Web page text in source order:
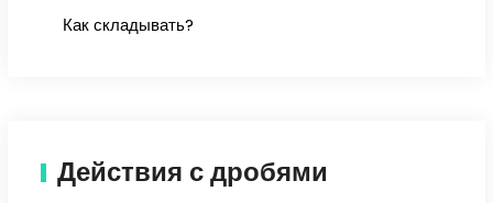
Как складывать?
Действия с дробями